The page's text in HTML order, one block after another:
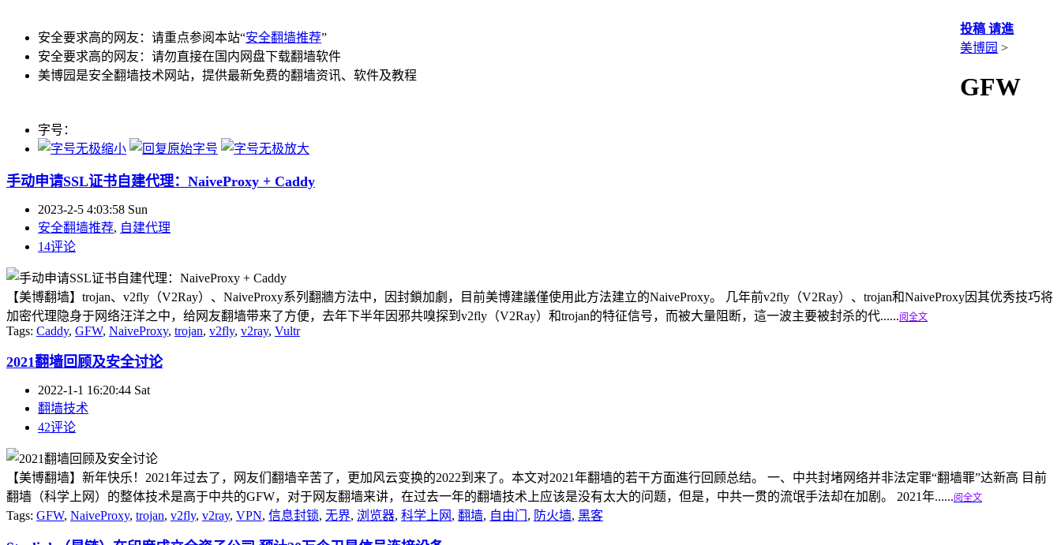
安全要求高的网友：请重点参阅本站“安全翻墙推荐”
安全要求高的网友：请勿直接在国内网盘下载翻墙软件
美博园是安全翻墙技术网站，提供最新免费的翻墙资讯、软件及教程
投稿 请進
美博园 >
GFW
字号：
手动申请SSL证书自建代理：NaiveProxy + Caddy
2023-2-5 4:03:58 Sun
安全翻墙推荐, 自建代理
14评论
【美博翻墙】trojan、v2fly（V2Ray）、NaiveProxy系列翻牆方法中，因封鎖加劇，目前美博建議僅使用此方法建立的NaiveProxy。 几年前v2fly（V2Ray）、trojan和NaiveProxy因其优秀技巧将
加密代理隐身于网络汪洋之中，给网友翻墙带来了方便，去年下半年因邪共嗅探到v2fly（V2Ray）和trojan的特征信号，而被大量阻断，這一波主要被封杀的代......阅全文
Tags: Caddy, GFW, NaiveProxy, trojan, v2fly, v2ray, Vultr
2021翻墙回顾及安全讨论
2022-1-1 16:20:44 Sat
翻墙技术
42评论
【美博翻墙】新年快乐！2021年过去了，网友们翻墙辛苦了，更加风云变换的2022到来了。本文对2021年翻墙的若干方面進行回顾总结。 一、中共封堵网络并非法定罪“翻墙罪”达新高 目前
翻墙（科学上网）的整体技术是高于中共的GFW，对于网友翻墙来讲，在过去一年的翻墙技术上应该是没有太大的问题，但是，中共一贯的流氓手法却在加剧。 2021年......阅全文
Tags: GFW, NaiveProxy, trojan, v2fly, v2ray, VPN, 信息封锁, 无界, 浏览器, 科学上网 , 翻墙, 自由门 , 防火墙, 黑客